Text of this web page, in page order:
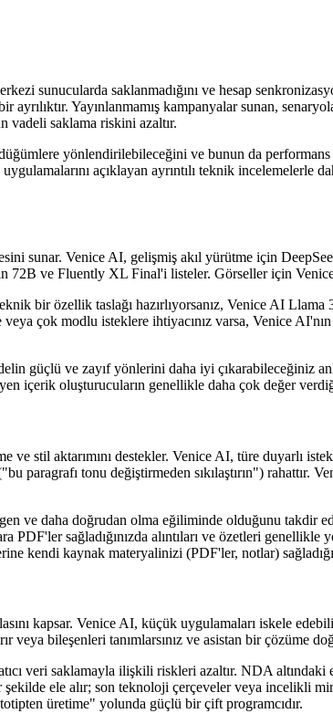
sunucularda saklanmadığını ve hesap
Yayınlanmamış kampanyalar sunan,
vadeli saklama riskini azaltır.
yönlendirilebileceğini ve bunun da
açıklayan ayrıntılı teknik
sunar. Venice AI, gelişmiş akıl yürütme için
72B ve Fluently XL Final'i listeler. Görseller için
bir özellik taslağı hazırlıyorsanız, Venice AI
çok modlu isteklere ihtiyacınız varsa, Venice
güçlü ve zayıf yönlerini daha iyi çıkarabileceğiniz
içerik oluşturucuların genellikle daha çok değer
ve stil aktarımını destekler. Venice AI, türe duyarlı
tonu değiştirmeden sıkılaştırın") rahattır.
ve daha doğrudan olma eğiliminde olduğunu takdir
sağladığınızda alıntıları ve özetleri
kendi kaynak materyalinizi (PDF'ler, notlar)
kapsar. Venice AI, küçük uygulamaları iskele
veya bileşenleri tanımlarsınız ve asistan bir çözüme
veri saklamayla ilişkili riskleri azaltır. NDA
ele alır; son teknoloji çerçeveler veya incelikli
üretime" yolunda güçlü bir çift programcıdır.